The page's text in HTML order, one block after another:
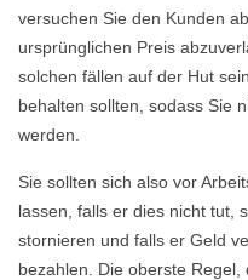
versuchen Sie den Kunden
ursprünglichen Preis
solchen fällen auf der Hut
behalten sollten, sodass Sie
werden.
Sie sollten sich also vor
lassen, falls er dies nicht tut,
stornieren und falls er Geld
bezahlen. Die oberste